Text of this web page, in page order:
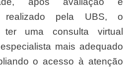
realizado pela UBS, o
ter uma consulta virtual
mais adequado
o acesso à atenção